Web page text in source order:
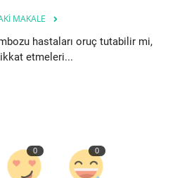
MAKALE
hastaları oruç tutabilir mi,
etmeleri...
0 0